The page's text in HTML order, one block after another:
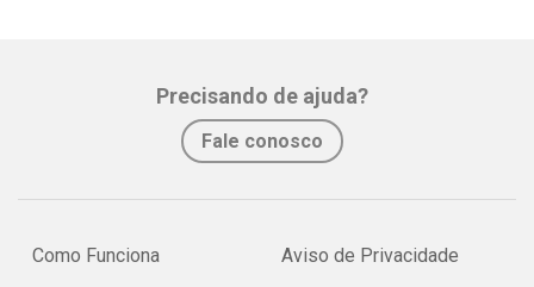
Precisando de ajuda?
Fale conosco
Como Funciona Aviso de Privacidade